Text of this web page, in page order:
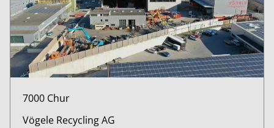
7000 Chur
Vögele Recycling AG